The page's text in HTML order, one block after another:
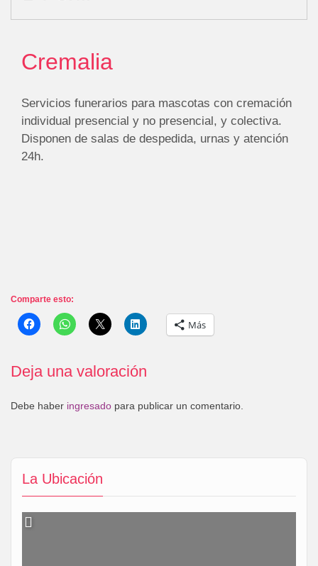
La Ubicación
Cremalia
Servicios funerarios para mascotas con cremación
individual presencial y no presencial, y colectiva.
Disponen de salas de despedida, urnas y atención
24h.
Comparte esto:
Más
Deja una valoración
Debe haber ingresado para publicar un comentario.